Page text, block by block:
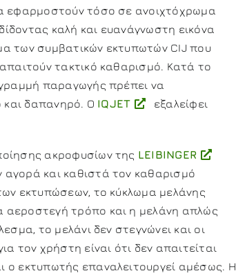
εφαρμοστούν τόσο σε ανοιχτόχρωμα
καλή και ευανάγνωστη εικόνα
των συμβατικών εκτυπωτών CIJ που
τακτικό καθαρισμό. Κατά το
παραγωγής πρέπει να
και δαπανηρό. Ο IQJET
εξαλείφει
ακροφυσίων της LEIBINGER
αγορά και καθιστά τον καθαρισμό
εκτυπώσεων, το κύκλωμα μελάνης
αεροστεγή τρόπο και η μελάνη απλώς
το μελάνι δεν στεγνώνει και οι
τον χρήστη είναι ότι δεν απαιτείται
ο εκτυπωτής επαναλειτουργεί αμέσως. Η